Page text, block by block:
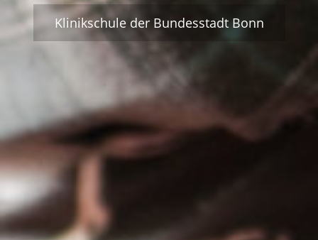
Klinikschule der Bundesstadt Bonn
KONTAKT
Klinikschule der Bundesstadt Bonn